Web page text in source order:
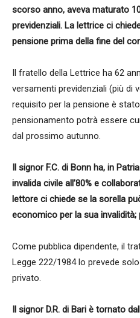
scorso anno, aveva maturato
previdenziali. La lettrice ci
pensione prima della fine del
Il fratello della Lettrice ha 62
versamenti previdenziali (più di
requisito per la pensione è
pensionamento potrà essere
dal prossimo autunno.
Il signor F.C. di Bonn ha, in
invalida civile all’80% e
lettore ci chiede se la sorella
economico per la sua invalidità;
Come pubblica dipendente, il
Legge 222/1984 lo prevede
privato.
Il signor D.R. di Bari è tornato